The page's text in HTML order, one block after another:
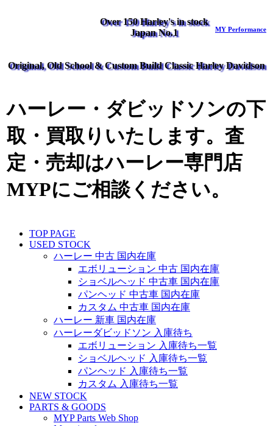
Over 150 Harley's in stock
Japan No.1
MY Performance
Original, Old School & Custom Build Classic Harley Davidson
ハーレー・ダビッドソンの下
取・買取りいたします。査
定・売却はハーレー専門店
MYPにご相談ください。
TOP PAGE
USED STOCK
ハーレー 中古 国内在庫
エボリューション 中古 国内在庫
ショベルヘッド 中古車 国内在庫
パンヘッド 中古車 国内在庫
カスタム 中古車 国内在庫
ハーレー 新車 国内在庫
ハーレーダビッドソン 入庫待ち
エボリューション 入庫待ち一覧
ショベルヘッド 入庫待ち一覧
パンヘッド 入庫待ち一覧
カスタム 入庫待ち一覧
NEW STOCK
PARTS & GOODS
MYP Parts Web Shop